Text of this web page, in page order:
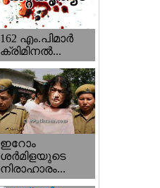
162 എം.പിമാര്‍
ക്രിമിനല്‍...
ഇറോം
ശര്‍മിളയുടെ
നിരാഹാരം...